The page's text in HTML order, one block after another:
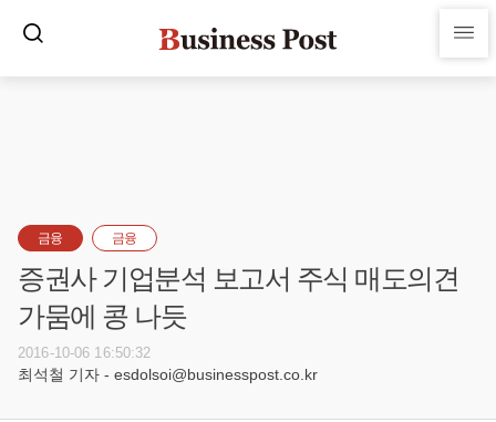
금융 금융
증권사 기업분석 보고서 주식 매도의견
가뭄에 콩 나듯
2016-10-06 16:50:32
최석철 기자 - esdolsoi@businesspost.co.kr